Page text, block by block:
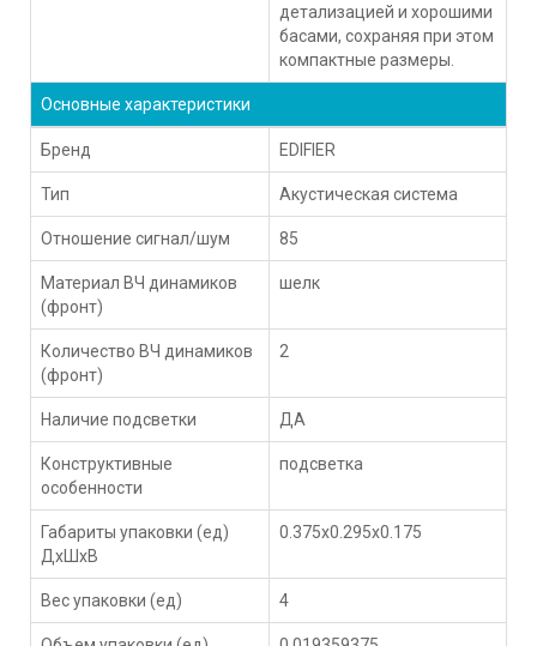
детализацией и хорошими
басами, сохраняя при этом
компактные размеры.
Основные характеристики
Бренд EDIFIER
Тип Акустическая система
Отношение сигнал/шум 85
Материал ВЧ динамиков
(фронт)
шелк
Количество ВЧ динамиков
(фронт)
2
Наличие подсветки ДА
Конструктивные
особенности
подсветка
Габариты упаковки (ед)
ДхШхВ
0.375x0.295x0.175
Вес упаковки (ед) 4